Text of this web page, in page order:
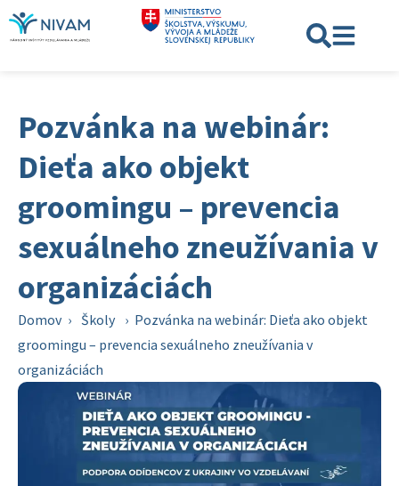
Pozvánka na webinár:
Dieťa ako objekt
groomingu – prevencia
sexuálneho zneužívania v
organizáciách
Domov › Školy › Pozvánka na webinár: Dieťa ako objekt
groomingu – prevencia sexuálneho zneužívania v
organizáciách